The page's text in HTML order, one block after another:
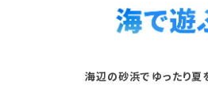
海辺の砂浜でゆったり夏